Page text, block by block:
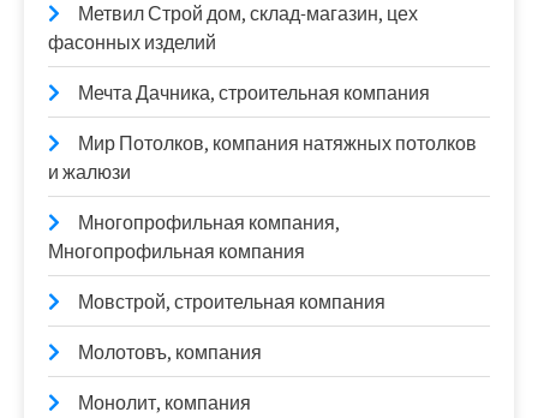
Метвил Строй дом, склад-магазин, цех
фасонных изделий
Мечта Дачника, строительная компания
Мир Потолков, компания натяжных потолков
и жалюзи
Многопрофильная компания,
Многопрофильная компания
Мовстрой, строительная компания
Молотовъ, компания
Монолит, компания